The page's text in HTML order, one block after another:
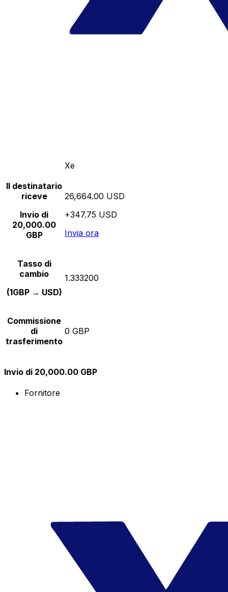
Xe
Il destinatario
riceve
Invio di
20,000.00
GBP
26,664.00 USD
+347.75 USD
Invia ora
Tasso di
cambio
(1GBP → USD)
1.333200
Commissione
di
trasferimento
0 GBP
Invio di 20,000.00 GBP
Fornitore